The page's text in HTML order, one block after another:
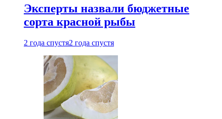
Эксперты назвали бюджетные
сорта красной рыбы
2 года спустя2 года спустя